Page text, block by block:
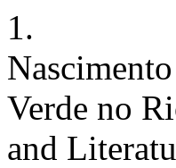
1.
Verde no
and